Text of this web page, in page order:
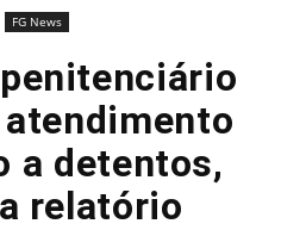
FG News
a detentos,
relatório